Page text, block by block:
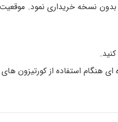
نسخه خریداری نمود.
هنگام استفاده از کورتیزون های